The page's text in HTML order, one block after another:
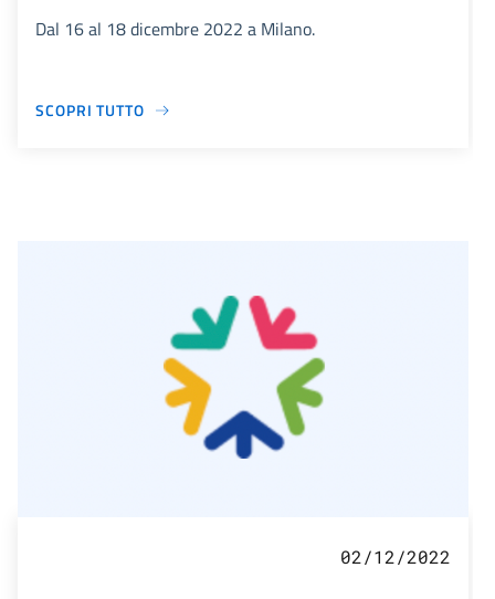
Dal 16 al 18 dicembre 2022 a Milano.
SCOPRI TUTTO
02/12/2022